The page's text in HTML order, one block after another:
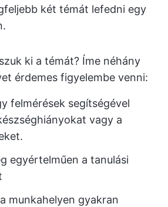
két témát lefedni egy
ki a témát? Íme néhány
érdemes figyelembe venni:
felmérések segítségével
vagy a
egyértelműen a tanulási
munkahelyen gyakran